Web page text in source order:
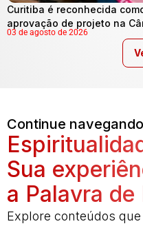
Curitiba é reconhecida
aprovação de projeto na
03 de agosto de 2026
Continue navegando
Sua
a Palavra de
Explore conteúdos